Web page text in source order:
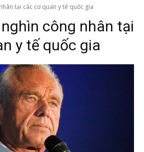
tại các cơ quan y tế quốc gia
công nhân tại
y tế quốc gia